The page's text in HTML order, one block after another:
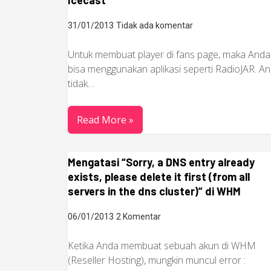
31/01/2013 Tidak ada komentar
Untuk membuat player di fans page, maka Anda
bisa menggunakan aplikasi seperti RadioJAR.
tidak…
Read More »
Mengatasi “Sorry, a DNS entry already
exists, please delete it first (from all
servers in the dns cluster)” di WHM
06/01/2013 2 Komentar
Ketika Anda membuat sebuah akun di WHM
(Reseller Hosting), mungkin muncul error :